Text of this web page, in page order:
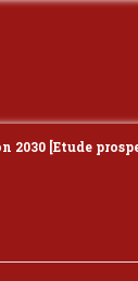
2030 [Etude